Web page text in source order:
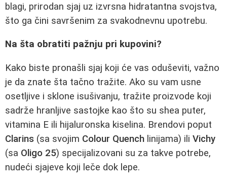
blagi, prirodan sjaj uz izvrsna hidratantna svojstva,
što ga čini savršenim za svakodnevnu upotrebu.
Na šta obratiti pažnju pri kupovini?
Kako biste pronašli sjaj koji će vas oduševiti, važno
je da znate šta tačno tražite. Ako su vam usne
osetljive i sklone isušivanju, tražite proizvode koji
sadrže hranljive sastojke kao što su shea puter,
vitamina E ili hijaluronska kiselina. Brendovi poput
Clarins (sa svojim Colour Quench linijama) ili Vichy
(sa Oligo 25) specijalizovani su za takve potrebe,
nudeći sjajeve koji leče dok lepe.